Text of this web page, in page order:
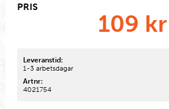
PRIS
109 kr
Leveranstid:
1-3 arbetsdagar
Artnr:
4021754